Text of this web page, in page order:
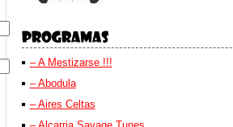
– A Mestizarse !!!
– Abodula
– Aires Celtas